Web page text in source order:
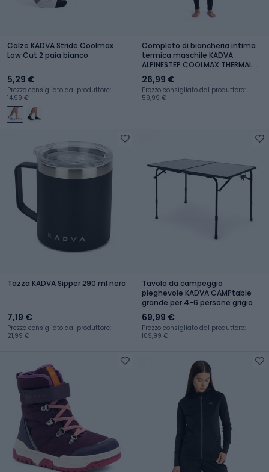
Calze KADVA Stride Coolmax
Low Cut 2 paia bianco
5,29 €
Prezzo consigliato dal produttore:
14,99 €
Completo di biancheria intima
termica maschile KADVA
ALPINESTEP COOLMAX THERMAL
PRO DRY senza cuciture nera
26,99 €
Prezzo consigliato dal produttore:
59,99 €
Tazza KADVA Sipper 290 ml nera
7,19 €
Prezzo consigliato dal produttore:
21,99 €
Tavolo da campeggio
pieghevole KADVA CAMPtable
grande per 4-6 persone grigio
69,99 €
Prezzo consigliato dal produttore:
109,99 €